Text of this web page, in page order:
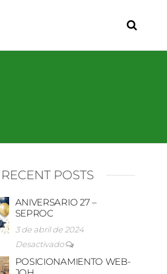
RECENT POSTS
ANIVERSARIO 27 –
SEPROC
3 de abril de 2024
Desactivado
POSICIONAMIENTO WEB-